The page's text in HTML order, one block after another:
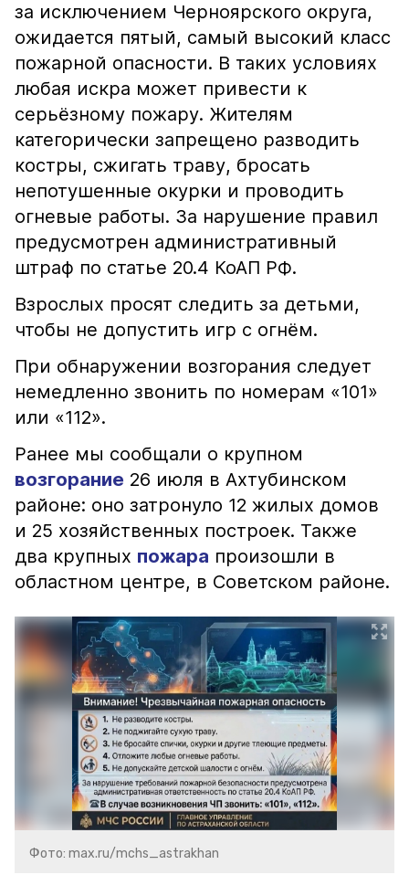
за исключением Черноярского округа,
ожидается пятый, самый высокий класс
пожарной опасности. В таких условиях
любая искра может привести к
серьёзному пожару. Жителям
категорически запрещено разводить
костры, сжигать траву, бросать
непотушенные окурки и проводить
огневые работы. За нарушение правил
предусмотрен административный
штраф по статье 20.4 КоАП РФ.
Взрослых просят следить за детьми,
чтобы не допустить игр с огнём.
При обнаружении возгорания следует
немедленно звонить по номерам «101»
или «112».
Ранее мы сообщали о крупном
возгорание 26 июля в Ахтубинском
районе: оно затронуло 12 жилых домов
и 25 хозяйственных построек. Также
два крупных пожара произошли в
областном центре, в Советском районе.
Фото: max.ru/mchs_astrakhan